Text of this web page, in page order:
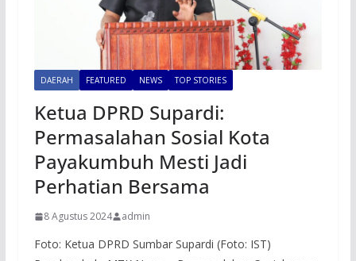
DAERAH FEATURED NEWS TOP STORIES
Ketua DPRD Supardi:
Permasalahan Sosial Kota
Payakumbuh Mesti Jadi
Perhatian Bersama
8 Agustus 2024 admin
Foto: Ketua DPRD Sumbar Supardi (Foto: IST)